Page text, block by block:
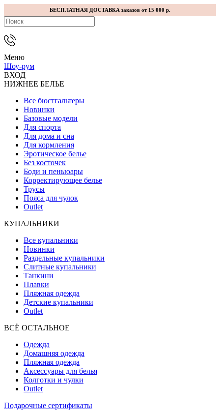
БЕСПЛАТНАЯ ДОСТАВКА заказов от 15 000 р.
Меню
Шоу-рум
ВХОД
НИЖНЕЕ БЕЛЬЕ
Все бюстгальтеры
Новинки
Базовые модели
Для спорта
Для дома и сна
Для кормления
Эротическое белье
Без косточек
Боди и пеньюары
Корректирующее белье
Трусы
Пояса для чулок
Outlet
КУПАЛЬНИКИ
Все купальники
Новинки
Раздельные купальники
Слитные купальники
Танкини
Плавки
Пляжная одежда
Детские купальники
Outlet
ВCЁ ОСТАЛЬНОЕ
Одежда
Домашняя одежда
Пляжная одежда
Аксессуары для белья
Колготки и чулки
Outlet
Подарочные сертификаты